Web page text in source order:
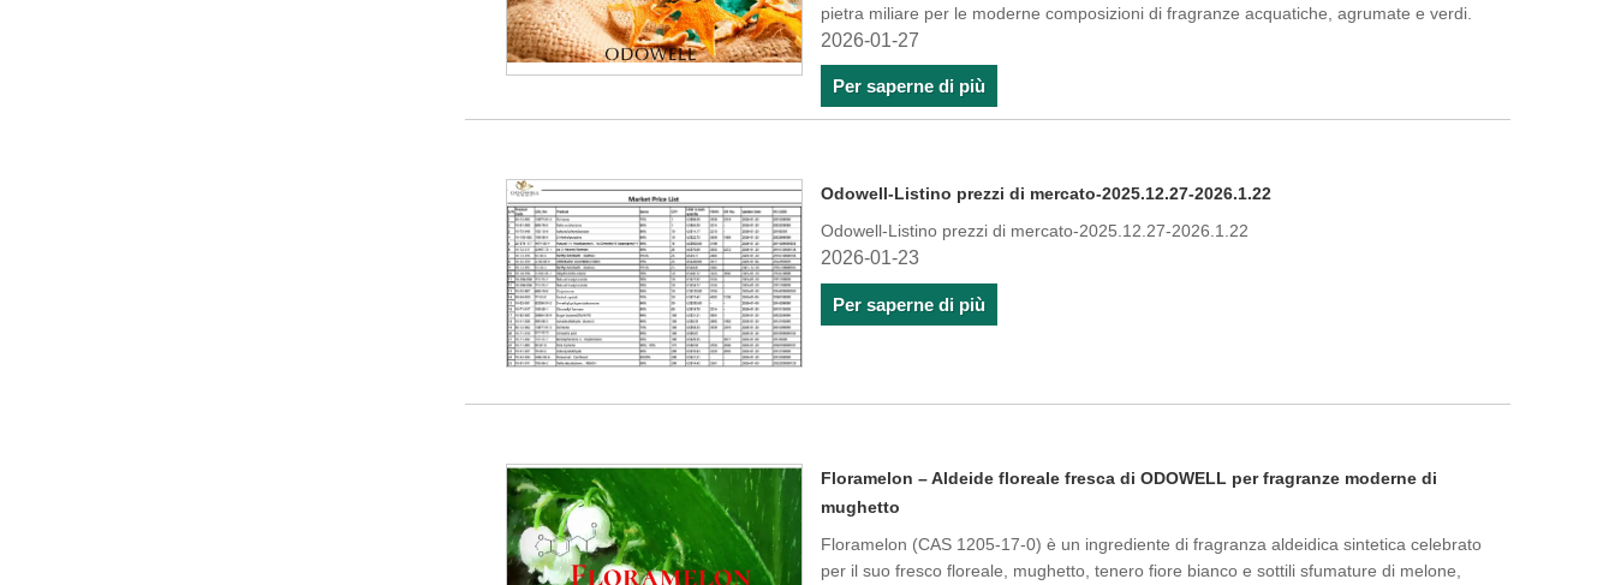
pietra miliare per le moderne composizioni di fragranze acquatiche, agrumate e verdi.
2026-01-27
Per saperne di più
Odowell-Listino prezzi di mercato-2025.12.27-2026.1.22
Odowell-Listino prezzi di mercato-2025.12.27-2026.1.22
2026-01-23
Per saperne di più
Floramelon – Aldeide floreale fresca di ODOWELL per fragranze moderne di
mughetto
Floramelon (CAS 1205-17-0) è un ingrediente di fragranza aldeidica sintetica celebrato
per il suo fresco floreale, mughetto, tenero fiore bianco e sottili sfumature di melone,